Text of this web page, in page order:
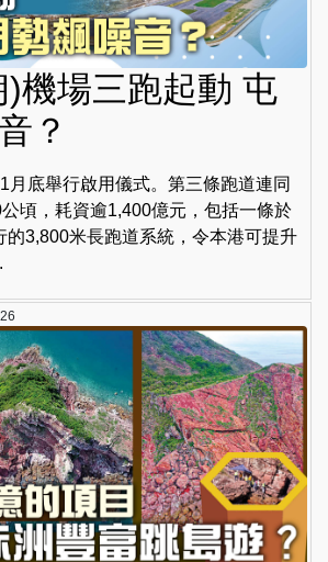
)機場三跑起動 屯
？
月底舉行啟用儀式。第三條跑道連同
頃，耗資逾1,400億元，包括一條於
的3,800米長跑道系統，令本港可提升